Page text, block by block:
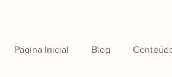
Página Inicial Blog